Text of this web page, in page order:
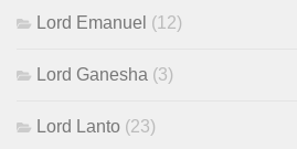
Lord Emanuel (12)
Lord Ganesha (3)
Lord Lanto (23)